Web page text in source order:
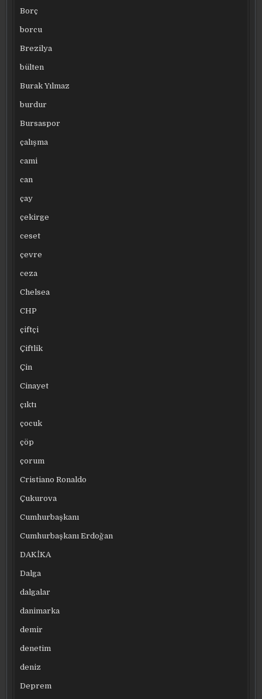
Borç
borcu
Brezilya
bülten
Burak Yılmaz
burdur
Bursaspor
çalışma
cami
can
çay
çekirge
ceset
çevre
ceza
Chelsea
CHP
çiftçi
Çiftlik
Çin
Cinayet
çıktı
çocuk
çöp
çorum
Cristiano Ronaldo
Çukurova
Cumhurbaşkanı
Cumhurbaşkanı Erdoğan
DAKİKA
Dalga
dalgalar
danimarka
demir
denetim
deniz
Deprem